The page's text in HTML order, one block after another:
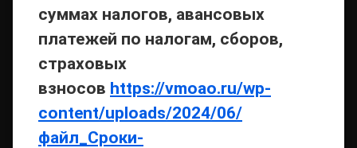
суммах налогов, авансовых
платежей по налогам, сборов,
страховых
взносов https://vmoao.ru/wp-
content/uploads/2024/06/
файл_Сроки-